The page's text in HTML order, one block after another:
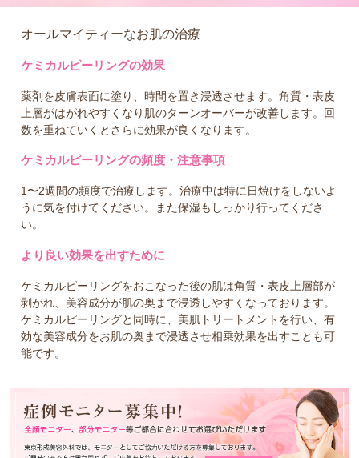
オールマイティーなお肌の治療
ケミカルピーリングの効果
薬剤を皮膚表面に塗り、時間を置き浸透させます。角質・表皮
上層がはがれやすくなり肌のターンオーバーが改善します。回
数を重ねていくとさらに効果が良くなります。
ケミカルピーリングの頻度・注意事項
1〜2週間の頻度で治療します。治療中は特に日焼けをしないよ
うに気を付けてください。また保湿もしっかり行ってくださ
い。
より良い効果を出すために
ケミカルピーリングをおこなった後の肌は角質・表皮上層部が
剥がれ、美容成分が肌の奥まで浸透しやすくなっております。
ケミカルピーリングと同時に、美肌トリートメントを行い、有
効な美容成分をお肌の奥まで浸透させ相乗効果を出すことも可
能です。